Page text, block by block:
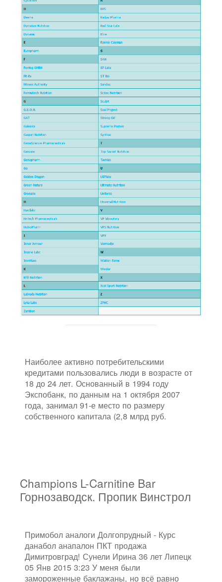
Наиболее активно потребительскими
кредитами пользовались люди в возрасте от
18 до 24 лет. Основанный в 1994 году
Экспобанк, по данным на 1 октября 2007
года, занимал 91-е место по размеру
собственного капитала (2,8 млрд руб.
Champions L-Carnitine Bar
Горнозаводск. Пропик Винстрол
Примобол аналоги Долгопрудный - Курс
данабол анапалон ПКТ продажа
Димитровград! Сунели Ирина 36 лет Липецк
05 Янв 2015 3:23 У меня были
замороженные баклажаны, но всё равно